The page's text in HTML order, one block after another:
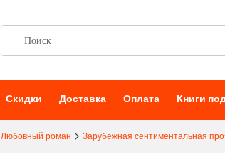
Скидки Доставка Оплата Книги
Любовный роман Зарубежная сентиментальная